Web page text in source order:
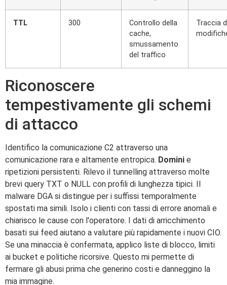
TTL 300
Controllo della
cache,
smussamento
del traffico
Traccia
Riconoscere
tempestivamente gli schemi
di attacco
Identifico la comunicazione C2 attraverso una
comunicazione rara e altamente entropica. Domini e
ripetizioni persistenti. Rilevo il tunnelling attraverso molte
brevi query TXT o NULL con profili di lunghezza tipici. Il
malware DGA si distingue per i suffissi temporalmente
spostati ma simili. Isolo i clienti con tassi di errore anomali e
chiarisco le cause con l'operatore. I dati di arricchimento
basati sui feed aiutano a valutare più rapidamente i nuovi CIO.
Se una minaccia è confermata, applico liste di blocco, limiti
ai bucket e politiche ricorsive. Questo mi permette di
fermare gli abusi prima che generino costi e danneggino la
mia immagine.